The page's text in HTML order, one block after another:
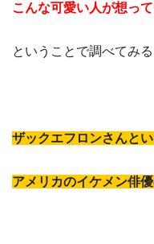
こんな可愛い人が想っ
ということで調べてみる
ザックエフロンさんとい
アメリカのイケメン俳